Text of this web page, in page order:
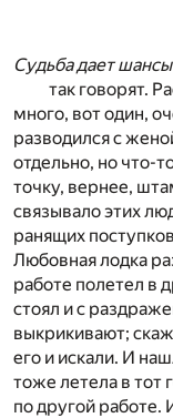
Судьба дает
так говорят.
много, вот один,
разводился с
отдельно, но что-
точку, вернее,
связывало этих
ранящих
Любовная лодка
работе полетел в
стоял и с
выкрикивают;
его и искали. И
тоже летела в тот
по другой работе.